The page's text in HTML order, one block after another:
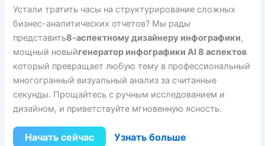
Устали тратить часы на структурирование сложных
бизнес-аналитических отчетов? Мы рады
представить8-аспектному дизайнеру инфографики,
мощный новыйгенератор инфографики AI 8 аспектов
который превращает любую тему в профессиональный
многогранный визуальный анализ за считанные
секунды. Прощайтесь с ручным исследованием и
дизайном, и приветствуйте мгновенную ясность.
Начать сейчас Узнать больше